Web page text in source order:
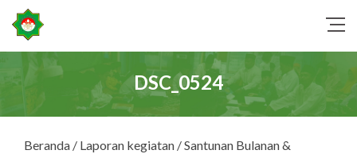
DSC_0524
Beranda / Laporan kegiatan /Santunan Bulanan &